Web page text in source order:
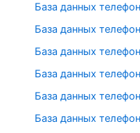
База данных
База данных
База данных
База данных
База данных
База данных